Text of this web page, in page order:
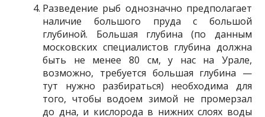
Разведение рыб однозначно предполагает
наличие большого пруда с большой
глубиной. Большая глубина (по данным
московских специалистов глубина должна
быть не менее 80 см, у нас на Урале,
возможно, требуется большая глубина —
тут нужно разбираться) необходима для
того, чтобы водоем зимой не промерзал
до дна, и кислорода в нижних слоях воды